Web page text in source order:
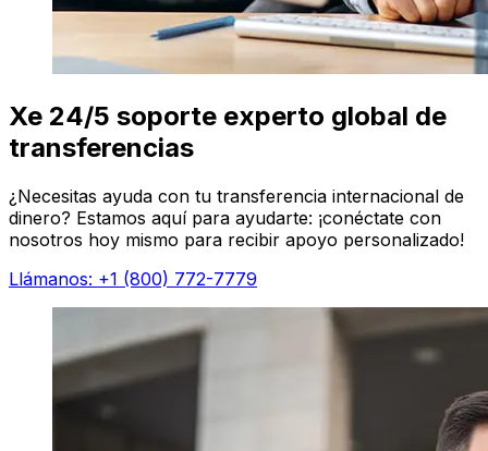
Xe 24/5 soporte experto global de
transferencias
¿Necesitas ayuda con tu transferencia internacional de
dinero? Estamos aquí para ayudarte: ¡conéctate con
nosotros hoy mismo para recibir apoyo personalizado!
Llámanos: +1 (800) 772-7779